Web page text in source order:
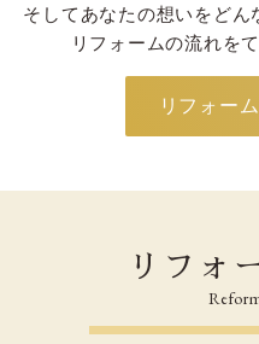
そしてあなたの想いを どん
リフォームの流れを
リフォー
リフォ